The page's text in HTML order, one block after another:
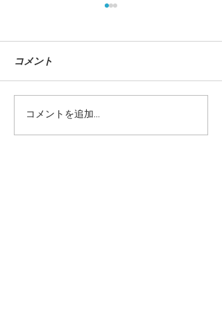
コメント
コメントを追加…